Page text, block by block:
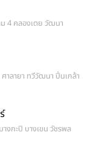
4 คลองเตย วัฒนา
ลายา ทวีวัฒนา ปิ่นเกล้า
งกะปิ บางเขน วัชรพล